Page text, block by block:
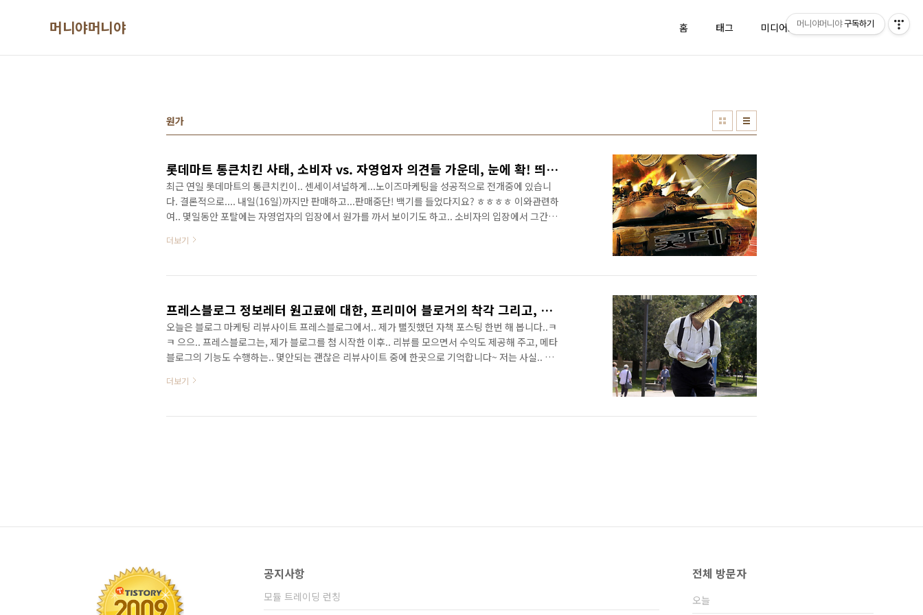
머니야머니야 홈 태그 미디어로그 방명록
원가
롯데마트 통큰치킨 사태, 소비자 vs. 자영업자 의견들 가운데, 눈에 확! 띄는 댓글
최근 연일 롯데마트의 통큰치킨이.. 센세이셔널하게...노이즈마케팅을 성공적으로 전개중에 있습니
다. 결론적으로.... 내일(16일)까지만 판매하고...판매중단! 백기를 들었다지요? ㅎㅎㅎㅎ 이와관련하
여.. 몇일동안 포탈에는 자영업자의 입장에서 원가를 까서 보이기도 하고.. 소비자의 입장에서 그간 당
들에 비해 극히 미약하고, 수출해서 외화를 벌어들여오는 일은 거의 하지 않는..(속칭 말해.. 내수 빨ㅇ
인적으로도..두둔하고 싶은 구석이라고는... 거의 없습니다.. 치킨 프랜차이즈의 경우에는.. 영세자영
더보기
프레스블로그 정보레터 원고료에 대한, 프리미어 블로거의 착각 그리고, 반성
오늘은 블로그 마케팅 리뷰사이트 프레스블로그에서.. 제가 뻘짓했던 자책 포스팅 한번 해 봅니다..ㅋ
ㅋ 으으.. 프레스블로그는, 제가 블로그를 첨 시작한 이후.. 리뷰를 모으면서 수익도 제공해 주고, 메타
블로그의 기능도 수행하는.. 몇안되는 괜찮은 리뷰사이트 중에 한곳으로 기억합니다~ 저는 사실.. 수
되진 않더군요. 아마도... 제 경험의 일천함을 나름 알았기때문였다고..스스로 생각합니다. 예를들
리뷰를 쓴다고 하면...뭐랄까나... 솔직히....경험을 가정하고 작정하고 글을 꾸미려고 한다면.... 도전
더보기
공지사항
모듈 트레이딩 런칭
전체 방문자
오늘
머니야머니야 구독하기